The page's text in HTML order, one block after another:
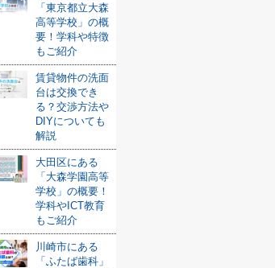
「東京都立大森
高等学校」の概
要！学科や特徴
もご紹介
賃貸物件の洗面
台は交換でき
る？交渉方法や
DIYについても
解説
大田区にある
「大森学園高等
学校」の概要！
学科やICT教育
もご紹介
川崎市にある
「ふたば歯科」